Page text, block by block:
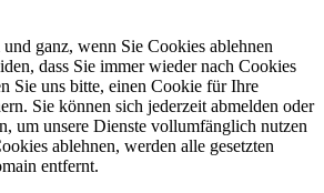
ganz, wenn Sie Cookies ablehnen
dass Sie immer wieder nach Cookies
Sie uns bitte, einen Cookie für Ihre
Sie können sich jederzeit abmelden oder
um unsere Dienste vollumfänglich nutzen
ablehnen, werden alle gesetzten
entfernt.